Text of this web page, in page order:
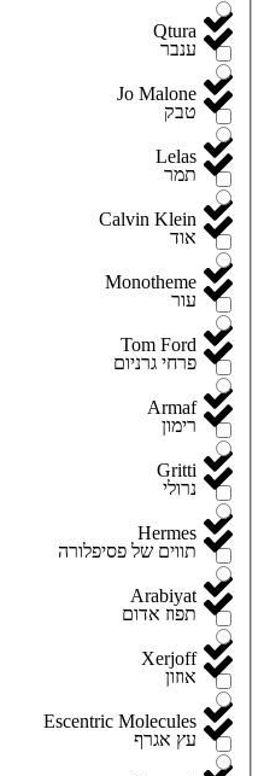
Qtura
Jo Malone
Lelas
Calvin Klein
Monotheme
Tom Ford
Armaf
Gritti
Hermes
Arabiyat
Xerjoff
Escentric Molecules
ענבר
טבק
תמר
אוד
עור
פרחי גרניום
רימון
נרולי
תווים של פסיפלורה
תפוז אדום
אוזון
עץ אגרף